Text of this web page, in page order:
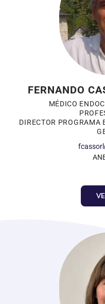
FERNANDO
MÉDICO
DIRECTOR PROGRAMA